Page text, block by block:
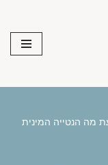
מה הנטייה המינית